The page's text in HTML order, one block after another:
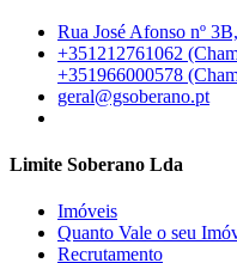
Rua José Afonso nº
+351212761062
+351966000578
geral@gsoberano.pt
Limite Soberano Lda
Imóveis
Quanto Vale o seu
Recrutamento